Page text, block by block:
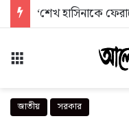
জাতীয় সরকার